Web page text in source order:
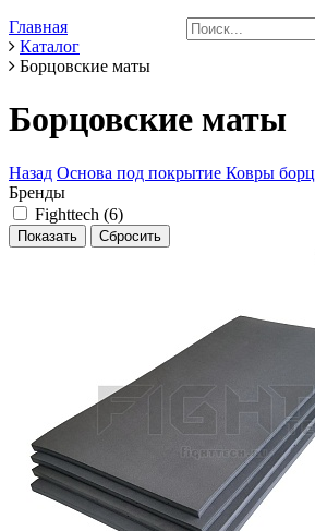
Главная
Каталог
Борцовские маты
Борцовские маты
Назад Основа под покрытие Ковры
Бренды
Fighttech (6)